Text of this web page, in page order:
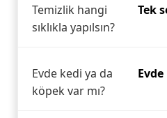
Temizlik hangi
sıklıkla yapılsın?
Tek
Evde kedi ya da
köpek var mı?